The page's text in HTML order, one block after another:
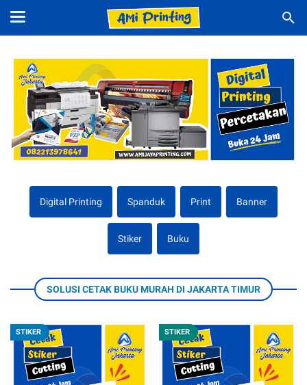
Digital Printing Spanduk Print Banner
Stiker Buku
SOLUSI CETAK BUKU MURAH DI JAKARTA TIMUR
STIKER STIKER